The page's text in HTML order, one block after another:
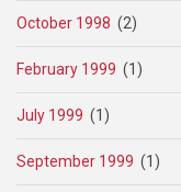
October 1998 (2)
February 1999 (1)
July 1999 (1)
September 1999 (1)